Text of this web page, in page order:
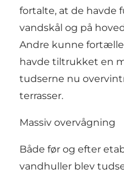
fortalte, at de havde
vandskål og på
Andre kunne
havde tiltrukket en
tudserne nu
terrasser.
Massiv overvågning
Både før og efter
vandhuller blev